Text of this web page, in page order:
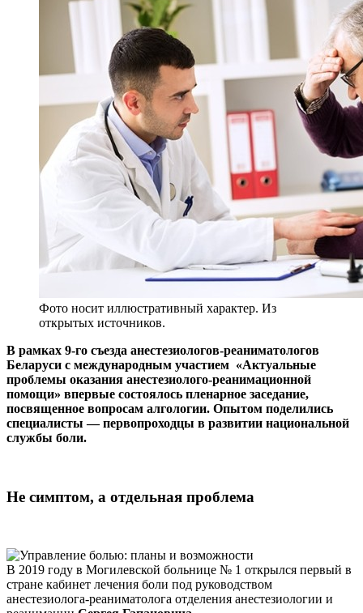
Фото носит иллюстративный характер. Из
открытых источников.
В рамках 9-го съезда анестезиологов-реаниматологов
Беларуси с международным участием «Актуальные
проблемы оказания анестезиолого-реанимационной
помощи» впервые состоялось пленарное заседание,
посвященное вопросам алгологии. Опытом поделились
специалисты — первопроходцы в развитии национальной
службы боли.
Не симптом, а отдельная проблема
В 2019 году в Могилевской больнице № 1 открылся первый в
стране кабинет лечения боли под руководством
анестезиолога-реаниматолога отделения анестезиологии и